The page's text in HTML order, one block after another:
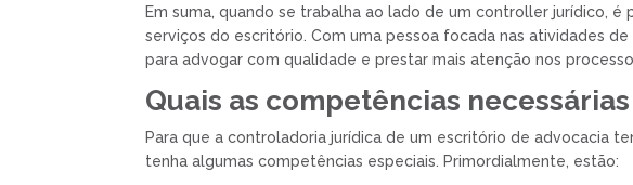
Em suma, quando se trabalha ao lado de um controller jurídico,
serviços do escritório. Com uma pessoa focada nas atividades
para advogar com qualidade e prestar mais atenção nos
Quais as competências
Para que a controladoria jurídica de um escritório de advocacia
tenha algumas competências especiais. Primordialmente, estão: